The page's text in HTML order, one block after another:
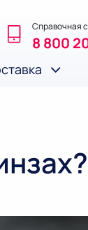
Справочная
8 800